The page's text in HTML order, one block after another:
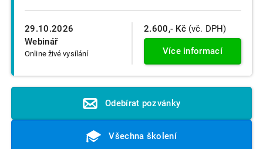
29.10.2026
Webinář
Online živé vysílání
2.600,- Kč (vč. DPH)
Více informací
Odebírat pozvánky
Všechna školení